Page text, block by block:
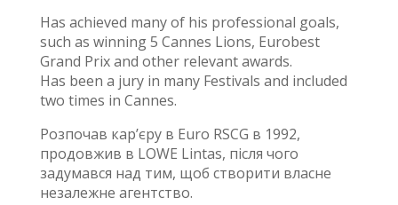
Has achieved many of his professional goals,
such as winning 5 Cannes Lions, Eurobest
Grand Prix and other relevant awards.
Нas been a jury in many Festivals and included
two times in Cannes.
Розпочав кар’єру в Euro RSCG в 1992,
продовжив в LOWE Lintas, після чого
задумався над тим, щоб створити власне
незалежне агентство.